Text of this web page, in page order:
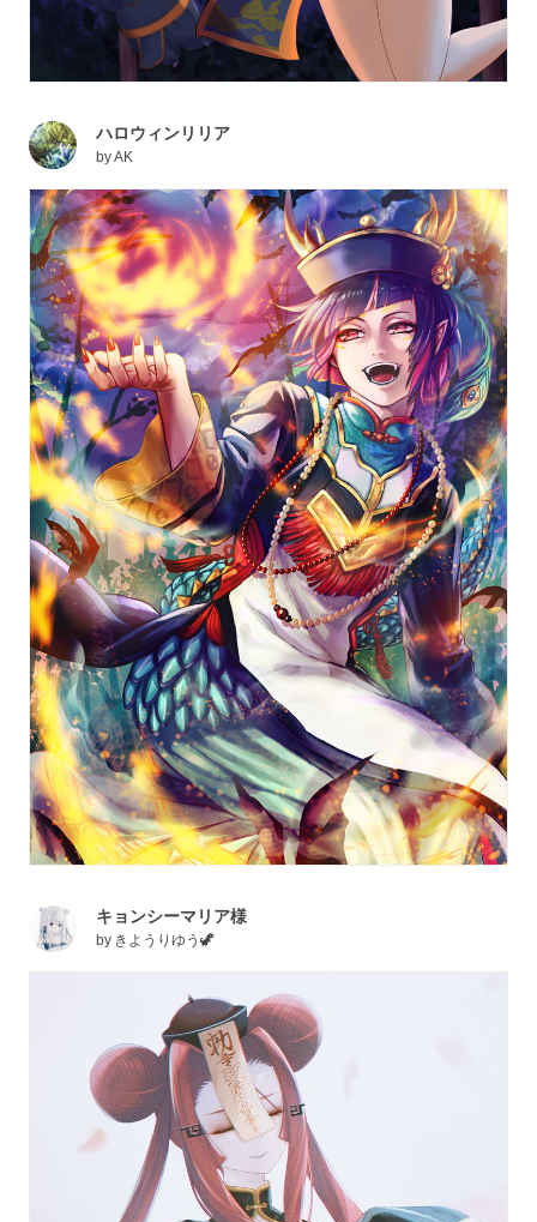
ハロウィンリリア
byAK
キョンシーマリア様
by きようりゆう🦖